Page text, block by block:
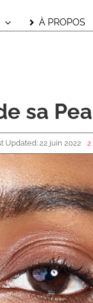
À PROPOS
sa
Updated: 22 juin 2022 2